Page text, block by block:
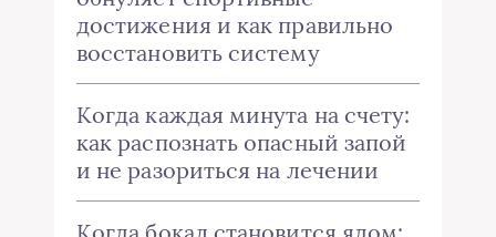
достижения и как правильно
восстановить систему
Когда каждая минута на счету:
как распознать опасный запой
и не разориться на лечении